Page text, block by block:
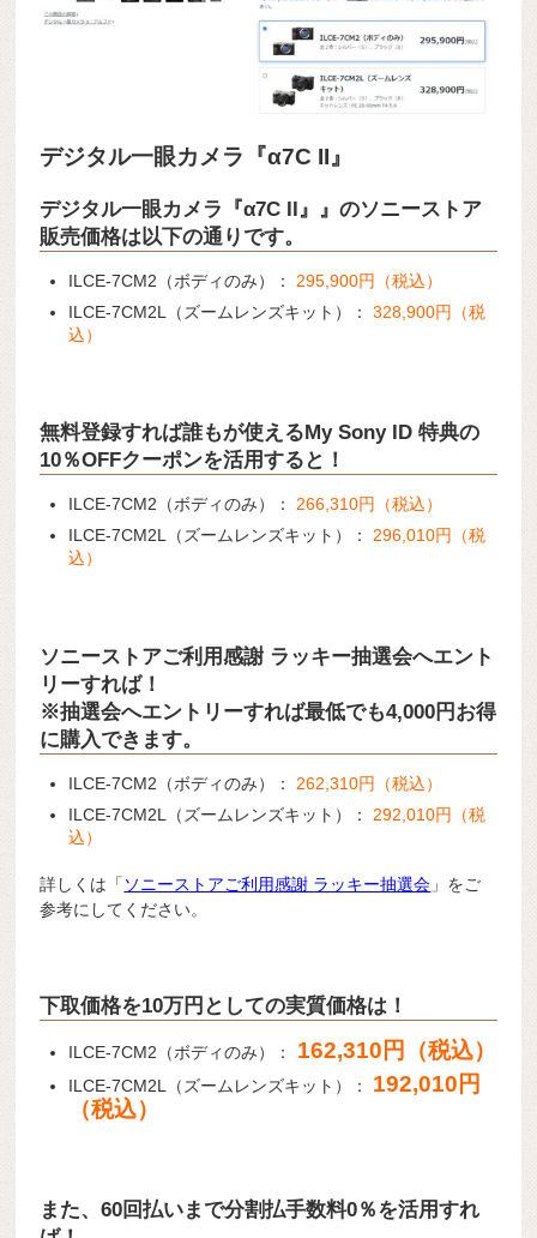
デジタル一眼カメラ『α7C II』
デジタル一眼カメラ『α7C II』』のソニーストア
販売価格は以下の通りです。
ILCE-7CM2（ボディのみ）： 295,900円（税込）
ILCE-7CM2L（ズームレンズキット）：328,900円（税
込）
無料登録すれば誰もが使えるMy Sony ID 特典の
10％OFFクーポンを活用すると！
ILCE-7CM2（ボディのみ）：266,310円（税込）
ILCE-7CM2L（ズームレンズキット）：296,010円（税
込）
ソニーストアご利用感謝 ラッキー抽選会へエント
リーすれば！
※抽選会へエントリーすれば最低でも4,000円お得
に購入できます。
ILCE-7CM2（ボディのみ）： 262,310円（税込）
ILCE-7CM2L（ズームレンズキット）： 292,010円（税
込）
詳しくは「 ソニーストアご利用感謝 ラッキー抽選会 」をご
参考にしてください。
下取価格を10万円としての実質価格は！
ILCE-7CM2（ボディのみ）： 162,310円（税込）
ILCE-7CM2L（ズームレンズキット）： 192,010円
（税込）
また、60回払いまで分割払手数料0％を活用すれ